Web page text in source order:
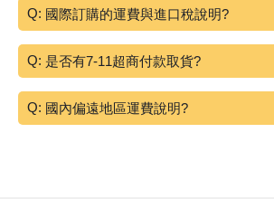
國際訂購的運費與進口稅說明?
是否有7-11超商付款取貨?
國內偏遠地區運費說明?